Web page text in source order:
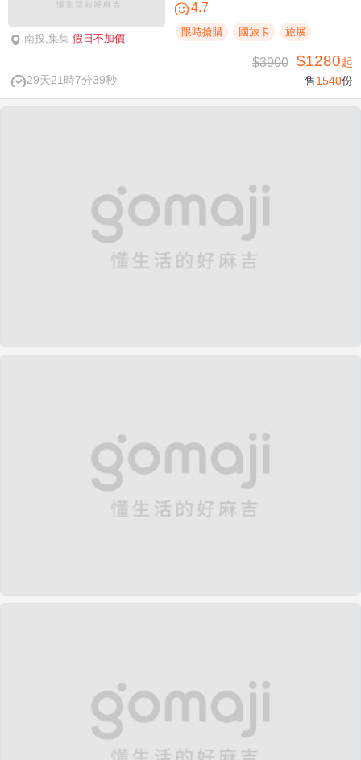
南投,集集 假日不加價
4.7
限時搶購 國旅卡 旅展
29天21時7分39秒
$3900 $1280起
售1540份